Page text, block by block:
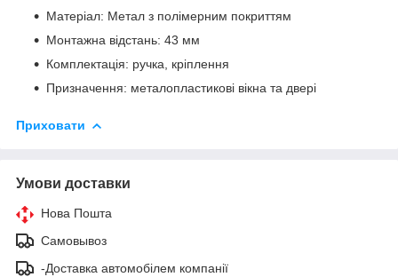
Матеріал: Метал з полімерним покриттям
Монтажна відстань: 43 мм
Комплектація: ручка, кріплення
Призначення: металопластикові вікна та двері
Приховати
Умови доставки
Нова Пошта
Самовывоз
-Доставка автомобілем компанії